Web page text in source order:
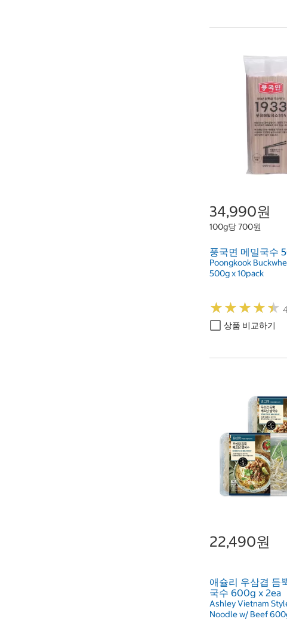
34,990원
100g당 700원
풍국면 메밀국수
Poongkook
500g x 10pack
★★★★★
★★★★★
상품 비교하기
22,490원
애슐리 우삼겹 듬
국수 600g x 2ea
Ashley Vietnam
Noodle w/ Beef